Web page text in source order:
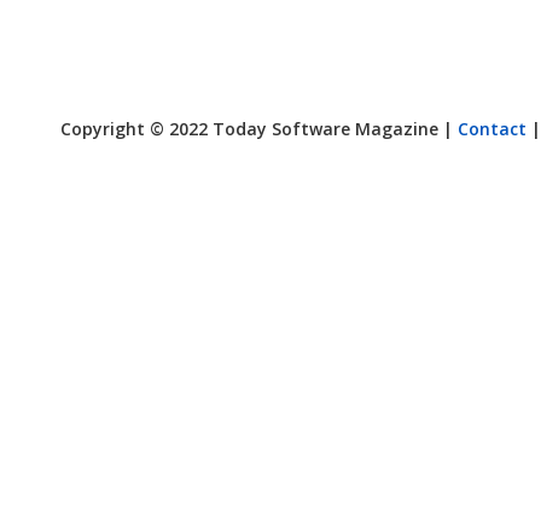
Copyright © 2022 Today Software Magazine | Contact